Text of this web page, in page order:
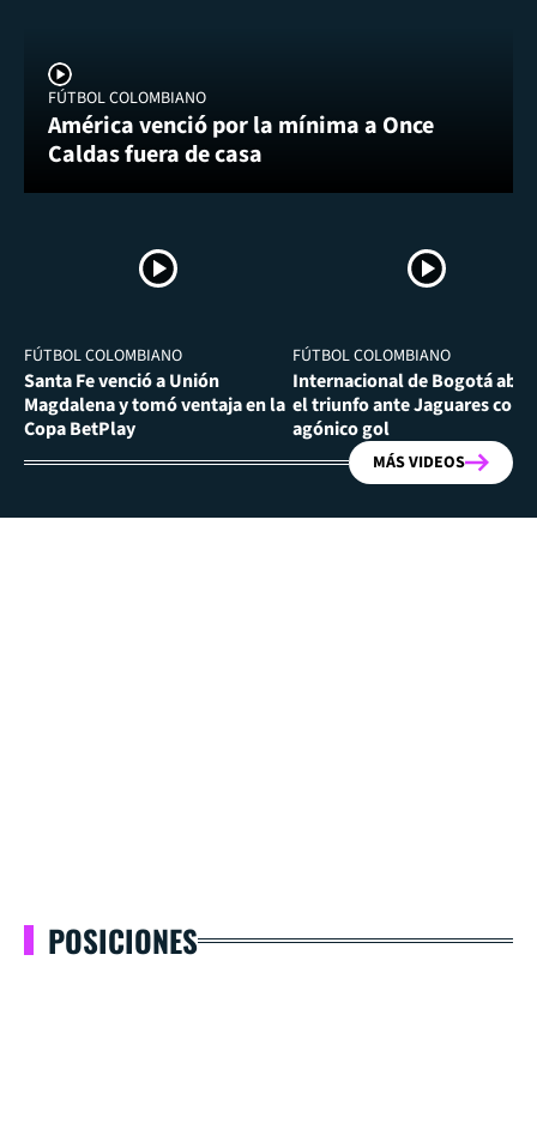
FÚTBOL COLOMBIANO
América venció por la mínima a Once
Caldas fuera de casa
FÚTBOL COLOMBIANO
Santa Fe venció a Unión
Magdalena y tomó ventaja en la
Copa BetPlay
FÚTBOL COLOMBIANO
Internacional de Bogotá
el triunfo ante Jaguares con
agónico gol
MÁS VIDEOS
POSICIONES